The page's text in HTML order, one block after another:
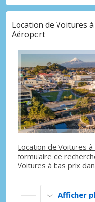
Location de Voitures
Aéroport
Location de Voitures
formulaire de
Voitures à bas prix
Afficher